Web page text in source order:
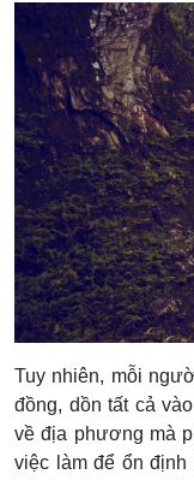
Tuy nhiên, mỗi
đồng, dồn tất cả
về địa phương mà
việc làm để ổn